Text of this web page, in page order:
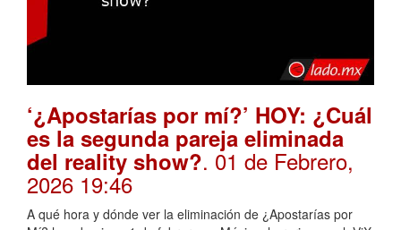
‘¿Apostarías por mí?’ HOY: ¿Cuál
es la segunda pareja eliminada
del reality show?. 01 de Febrero,
2026 19:46
A qué hora y dónde ver la eliminación de ¿Apostarías por